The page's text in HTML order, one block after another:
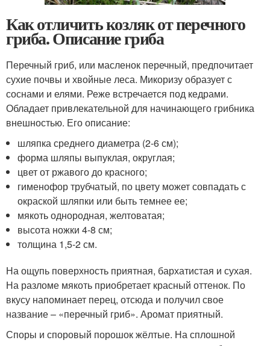
Как отличить козляк от перечного
гриба. Описание гриба
Перечный гриб, или масленок перечный, предпочитает
сухие почвы и хвойные леса. Микоризу образует с
соснами и елями. Реже встречается под кедрами.
Обладает привлекательной для начинающего грибника
внешностью. Его описание:
шляпка среднего диаметра (2-6 см);
форма шляпы выпуклая, округлая;
цвет от ржавого до красного;
гименофор трубчатый, по цвету может совпадать с
окраской шляпки или быть темнее ее;
мякоть однородная, желтоватая;
высота ножки 4-8 см;
толщина 1,5-2 см.
На ощупь поверхность приятная, бархатистая и сухая.
На разломе мякоть приобретает красный оттенок. По
вкусу напоминает перец, отсюда и получил свое
название – «перечный гриб». Аромат приятный.
Споры и споровый порошок жёлтые. На сплошной